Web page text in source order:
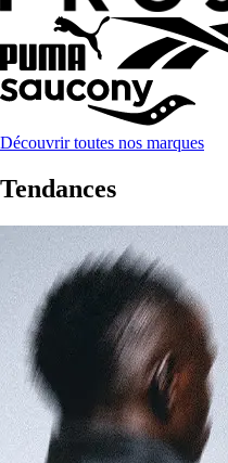
Découvrir toutes nos marques
Tendances